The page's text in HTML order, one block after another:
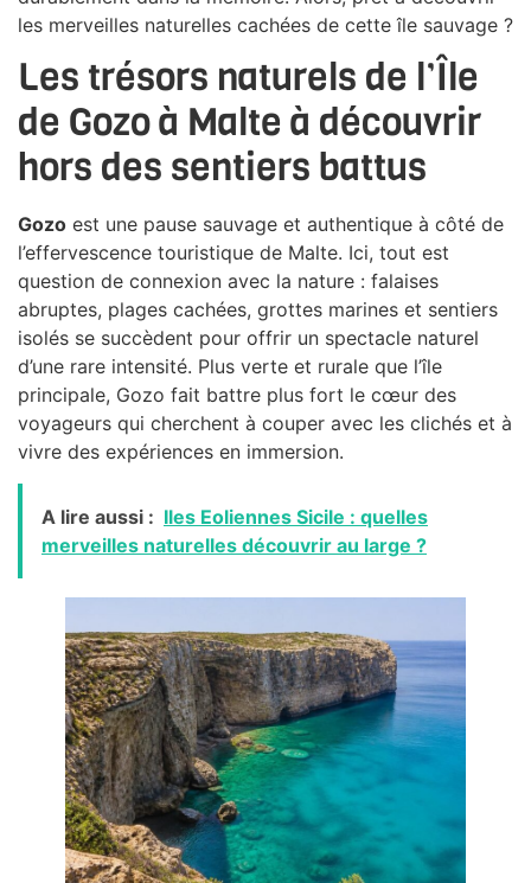
les merveilles naturelles cachées de cette île sauvage ?
Les trésors naturels de l’Île
de Gozo à Malte à découvrir
hors des sentiers battus
Gozo est une pause sauvage et authentique à côté de
l’effervescence touristique de Malte. Ici, tout est
question de connexion avec la nature : falaises
abruptes, plages cachées, grottes marines et sentiers
isolés se succèdent pour offrir un spectacle naturel
d’une rare intensité. Plus verte et rurale que l’île
principale, Gozo fait battre plus fort le cœur des
voyageurs qui cherchent à couper avec les clichés et à
vivre des expériences en immersion.
A lire aussi : Iles Eoliennes Sicile : quelles
merveilles naturelles découvrir au large ?